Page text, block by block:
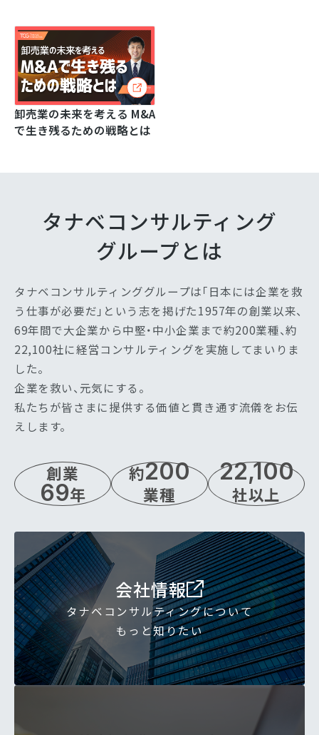
卸売業の未来を考える M&A
で生き残るための戦略とは
タナベコンサルティング
グループとは
タナベコンサルティンググループは「日本には企業を救
う仕事が必要だ」という志を掲げた1957年の創業以来、
69年間で大企業から中堅・中小企業まで約200業種、約
22,100社に経営コンサルティングを実施してまいりま
した。
企業を救い、元気にする。
私たちが皆さまに提供する価値と貫き通す流儀をお伝
えします。
創業
69年
約200
業種
22,100
社以上
会社情報
タナベコンサルティングについて
もっと知りたい